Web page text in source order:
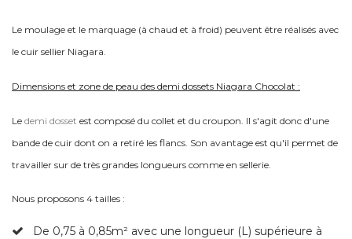
Le moulage et le marquage (à chaud et à froid) peuvent être réalisés avec
le cuir sellier Niagara.
Dimensions et zone de peau des demi dossets Niagara Chocolat :
Le demi dosset est composé du collet et du croupon. Il s'agit donc d'une
bande de cuir dont on a retiré les flancs. Son avantage est qu'il permet de
travailler sur de très grandes longueurs comme en sellerie.
Nous proposons 4 tailles :
De 0,75 à 0,85m² avec une longueur (L) supérieure à